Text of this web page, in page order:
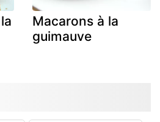
Macarons à la
guimauve